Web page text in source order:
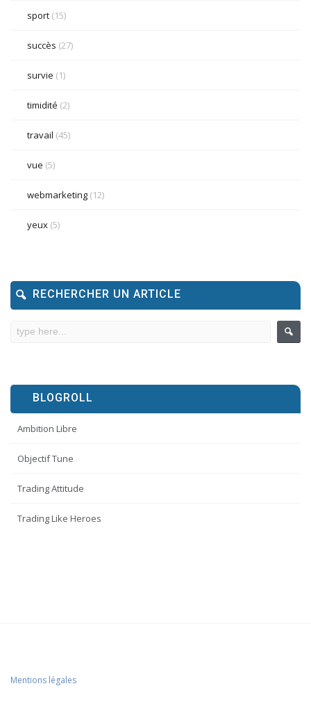
sport (15)
succès (27)
survie (1)
timidité (2)
travail (45)
vue (5)
webmarketing (12)
yeux (5)
RECHERCHER UN ARTICLE
BLOGROLL
Ambition Libre
Objectif Tune
Trading Attitude
Trading Like Heroes
Mentions légales